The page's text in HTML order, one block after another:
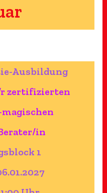
Ausbildung
zertifizierten
in
1